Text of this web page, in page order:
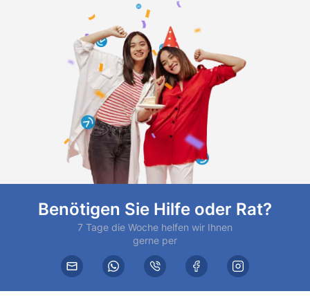
Benötigen Sie Hilfe oder Rat?
7 Tage die Woche helfen wir Ihnen
gerne per